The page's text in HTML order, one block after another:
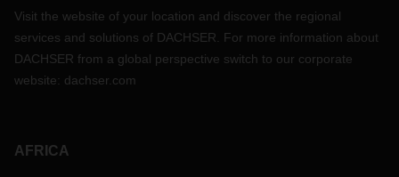
Visit the website of your location and discover the regional
services and solutions of DACHSER. For more information about
DACHSER from a global perspective switch to our corporate
website: dachser.com
AFRICA